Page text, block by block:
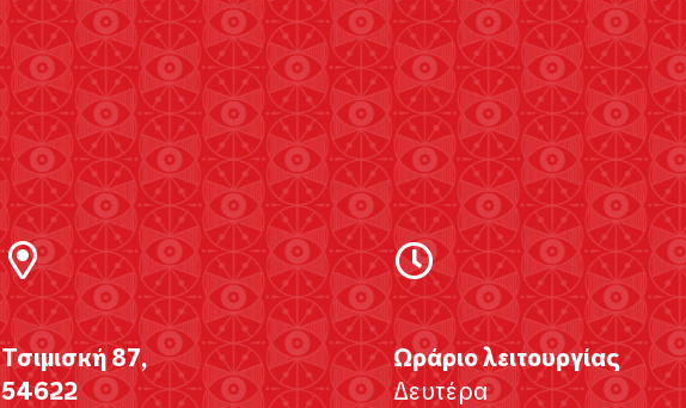
Τσιμισκή 87,
54622
Ωράριο λειτουργίας
Δευτέρα